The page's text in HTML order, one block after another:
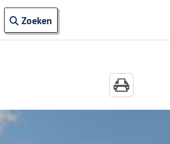
van 'Mijn Buurt'
ZoekenOpen zoekveld
termen